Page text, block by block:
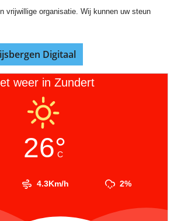
vrijwillige organisatie. Wij kunnen uw steun
Digitaal
weer in Zundert
26°
C
4.3Km/h 2%